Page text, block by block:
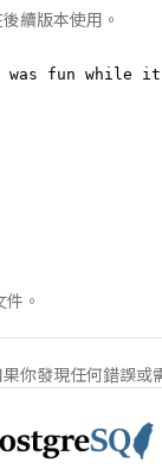
續版本使用。
。
你發現任何錯誤或